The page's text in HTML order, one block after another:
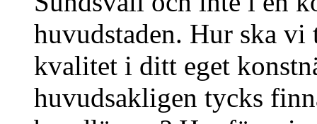
huvudstaden. Hur ska vi
kvalitet i ditt eget
huvudsakligen tycks